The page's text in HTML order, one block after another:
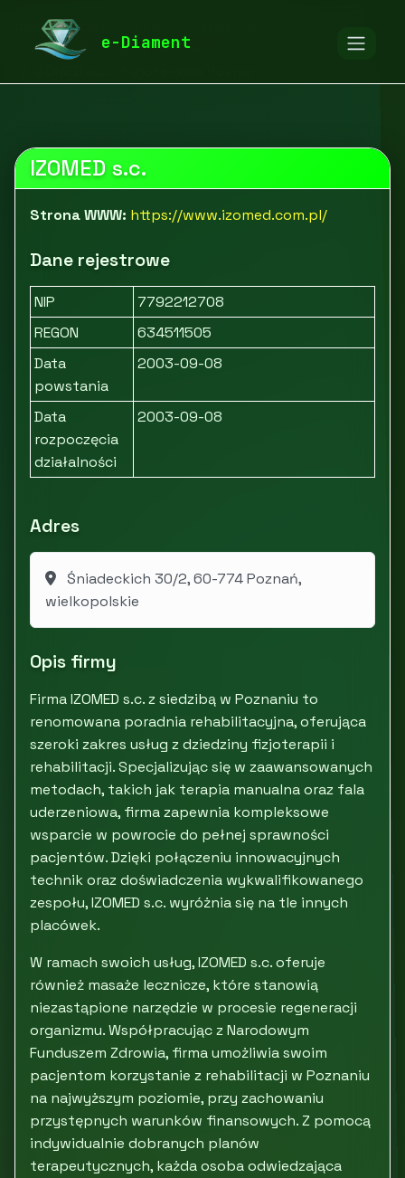
e-Diament
diamentspa.pl
Badania i analizy techniczne
IZOMED s.c.
Strona WWW: https://www.izomed.com.pl/
Dane rejestrowe
NIP
7792212708
REGON
634511505
Data
powstania
2003-09-08
Data
rozpoczęcia
działalności
2003-09-08
Adres
Śniadeckich 30/2, 60-774 Poznań,
wielkopolskie
Opis firmy
Firma IZOMED s.c. z siedzibą w Poznaniu to
renomowana poradnia rehabilitacyjna, oferująca
szeroki zakres usług z dziedziny fizjoterapii i
rehabilitacji. Specjalizując się w zaawansowanych
metodach, takich jak terapia manualna oraz fala
uderzeniowa, firma zapewnia kompleksowe
wsparcie w powrocie do pełnej sprawności
pacjentów. Dzięki połączeniu innowacyjnych
technik oraz doświadczenia wykwalifikowanego
zespołu, IZOMED s.c. wyróżnia się na tle innych
placówek.
W ramach swoich usług, IZOMED s.c. oferuje
również masaże lecznicze, które stanowią
niezastąpione narzędzie w procesie regeneracji
organizmu. Współpracując z Narodowym
Funduszem Zdrowia, firma umożliwia swoim
pacjentom korzystanie z rehabilitacji w Poznaniu
na najwyższym poziomie, przy zachowaniu
przystępnych warunków finansowych. Z pomocą
indywidualnie dobranych planów
terapeutycznych, każda osoba odwiedzająca